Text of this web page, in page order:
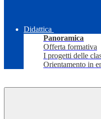
Didattica
Panoramica
Offerta formativa
I progetti delle
Orientamento in